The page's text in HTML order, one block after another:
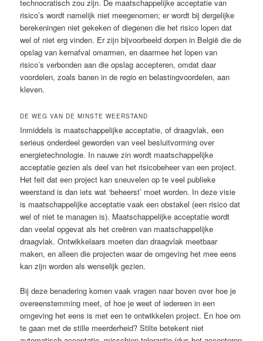
technocratisch zou zijn. De maatschappelijke acceptatie van
risico’s wordt namelijk niet meegenomen; er wordt bij dergelijke
berekeningen niet gekeken of diegenen die het risico lopen dat
wel of niet erg vinden. Er zijn bijvoorbeeld dorpen in België die de
opslag van kernafval omarmen, en daarmee het lopen van
risico’s verbonden aan die opslag accepteren, omdat daar
voordelen, zoals banen in de regio en belastingvoordelen, aan
kleven.
DE WEG VAN DE MINSTE WEERSTAND
Inmiddels is maatschappelijke acceptatie, of draagvlak, een
serieus onderdeel geworden van veel besluitvorming over
energietechnologie. In nauwe zin wordt maatschappelijke
acceptatie gezien als deel van het risicobeheer van een project.
Het feit dat een project kan sneuvelen op te veel publieke
weerstand is dan iets wat ‘beheerst’ moet worden. In deze visie
is maatschappelijke acceptatie vaak een obstakel (een risico dat
wel of niet te managen is). Maatschappelijke acceptatie wordt
dan veelal opgevat als het creëren van maatschappelijke
draagvlak. Ontwikkelaars moeten dan draagvlak meetbaar
maken, en alleen die projecten waar de omgeving het mee eens
kan zijn worden als wenselijk gezien.
Bij deze benadering komen vaak vragen naar boven over hoe je
overeenstemming meet, of hoe je weet of iedereen in een
omgeving het eens is met een te ontwikkelen project. En hoe om
te gaan met de stille meerderheid? Stilte betekent niet